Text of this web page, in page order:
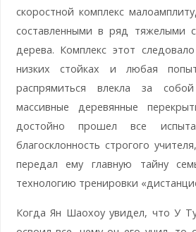
скоростной комплекс
составленными в ряд тяжелыми
дерева. Комплекс этот
низких стойках и любая
распрямиться влекла за
массивные деревянные
достойно прошел все
благосклонность строгого
передал ему главную тайну
технологию тренировки
Когда Ян Шаохоу увидел, что У